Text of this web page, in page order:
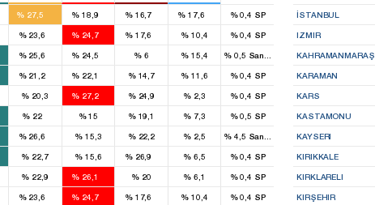
% 27,5 % 18,9 %16,7 % 17,6 %0,4 SP
%23,6 % 24,7 %17,6 % 10,4 %0,4 SP
%25,6 % 24,5 %6 % 15,4 % 0,5 Sans étiquette
%21,2 % 22,1 %14,7 % 11,6 %0,4 SP
% 20,3 % 27,2 %24,9 % 2,3 %0,4 SP
%22
2
%15 %19,1 % 7,3 %0,5 SP
%26,6 % 15,3 %22,2 % 2,5 % 4,5 Sans étiquette
% 22,7 % 15,6 %26,9
1
% 6,5 %0,4 SP
% 22,9 % 26,1
3
% 20 % 6,1 %0,4 SP
%23,6 % 24,7 %17,6 % 10,4 %0,4 SP
İSTANBUL
IZMIR
KAHRAMANMARAŞ
KARAMAN
KARS
KASTAMONU
KAYSERI
KIRIKKALE
KIRKLARELI
KIRŞEHIR